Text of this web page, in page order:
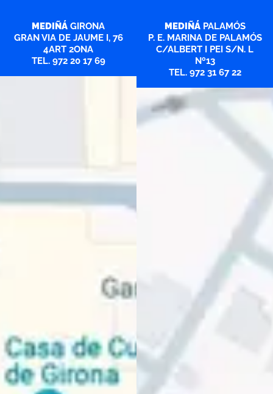
MEDIÑÁ GIRONA
GRAN VIA DE JAUME I, 76
4ART 2ONA
TEL. 972 20 17 69
MEDIÑÁPALAMÓS
P. E. MARINA DE PALAMÓS
C/ALBERT I PEI S/N. L
Nº13
TEL. 972 31 67 22